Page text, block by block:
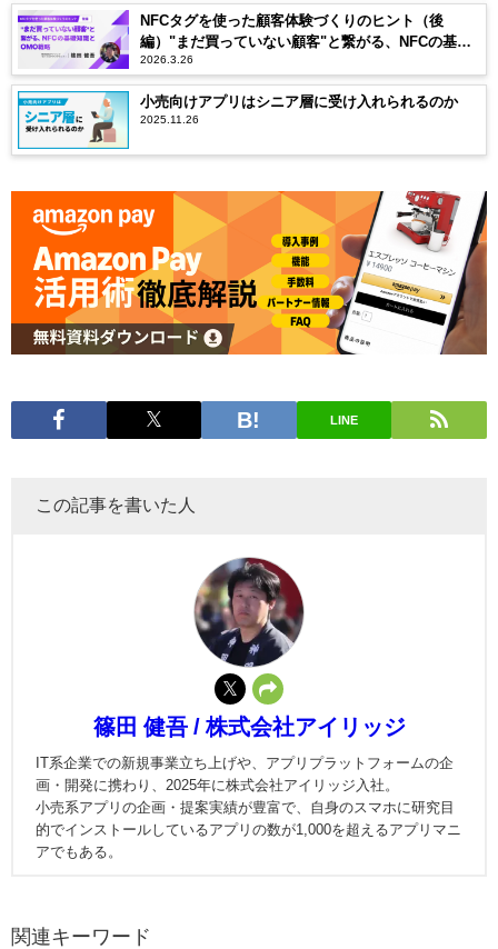
NFCタグを使った顧客体験づくりのヒント（後
編）"まだ買っていない顧客"と繋がる、NFCの基礎
知識とOMO戦略
2026.3.26
小売向けアプリはシニア層に受け入れられるのか
2025.11.26
LINE
この記事を書いた人
篠田 健吾 / 株式会社アイリッジ
IT系企業での新規事業立ち上げや、アプリプラットフォームの企
画・開発に携わり、2025年に株式会社アイリッジ入社。
小売系アプリの企画・提案実績が豊富で、自身のスマホに研究目
的でインストールしているアプリの数が1,000を超えるアプリマニ
アでもある。
関連キーワード